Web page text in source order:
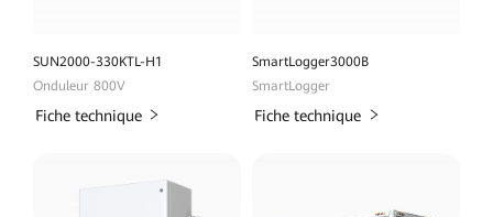
Belgique
SUN2000-330KTL-H1
Onduleur 800V
Fiche technique
SmartLogger3000B
SmartLogger
Fiche technique